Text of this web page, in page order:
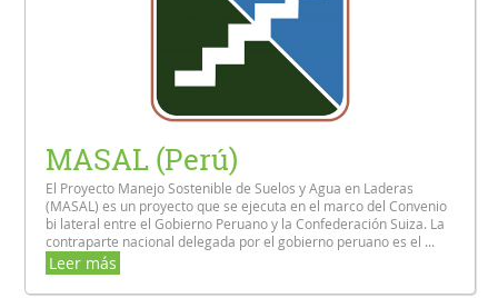
MASAL (Perú)
El Proyecto Manejo Sostenible de Suelos y Agua en Laderas
(MASAL) es un proyecto que se ejecuta en el marco del Convenio
bi lateral entre el Gobierno Peruano y la Confederación Suiza. La
contraparte nacional delegada por el gobierno peruano es el ...
Leer más